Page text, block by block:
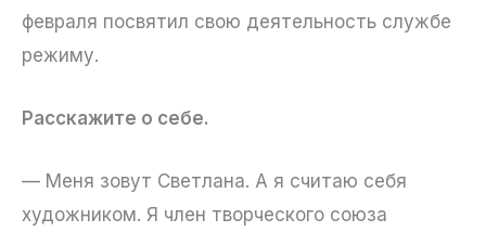
февраля посвятил свою деятельность службе
режиму.
Расскажите о себе.
— Меня зовут Светлана. А я считаю себя
художником. Я член творческого союза